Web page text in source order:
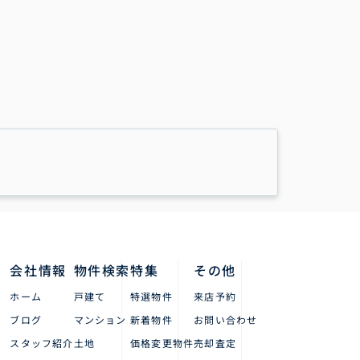
会社情報
ホーム
ブログ
スタッフ紹介
物件検索
戸建て
マンション
土地
特集
特選物件
新着物件
価格変更物件
その他
来店予約
お問い合わせ
売却査定